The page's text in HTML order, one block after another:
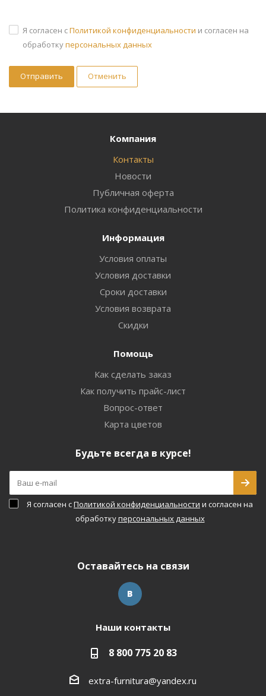
Я согласен сПолитикой конфиденциальности и согласен на
обработкуперсональных данных
Отменить
Компания
Контакты
Новости
Публичная оферта
Политика конфиденциальности
Информация
Условия оплаты
Условия доставки
Сроки доставки
Условия возврата
Скидки
Помощь
Как сделать заказ
Как получить прайс-лист
Вопрос-ответ
Карта цветов
Будьте всегда в курсе!
Я согласен сПолитикой конфиденциальности и согласен на
обработкуперсональных данных
Оставайтесь на связи
Наши контакты
8 800 775 20 83
extra-furnitura@yandex.ru